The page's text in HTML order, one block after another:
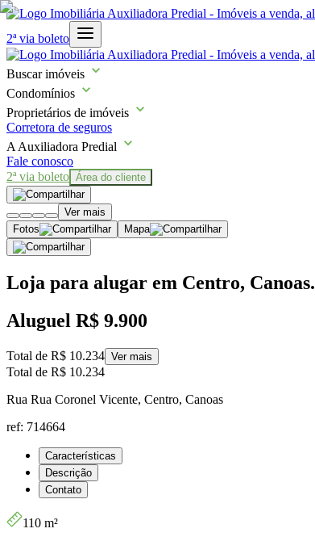
2ª via boleto
Buscar imóveis
Condomínios
Proprietários de imóveis
Corretora de seguros
A Auxiliadora Predial
Fale conosco
2ª via boleto Área do cliente
Ver mais
Fotos
Mapa
Loja para alugar em Centro, Canoas.
Aluguel R$ 9.900
Total de R$ 10.234 Ver mais
Total de R$ 10.234
Rua Rua Coronel Vicente, Centro, Canoas
ref: 714664
Características
Descrição
Contato
110 m²